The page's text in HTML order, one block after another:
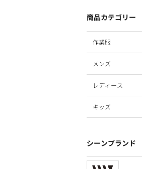
商品カテゴリー
作業服
メンズ
レディース
キッズ
シーンブランド